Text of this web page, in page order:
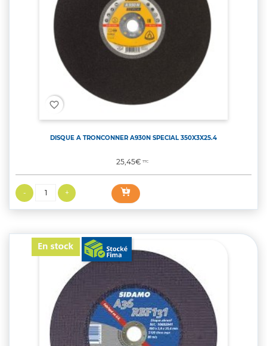
favorite_border
DISQUE A TRONCONNER A930N SPECIAL 350X3X25.4
Prix
25,45€TTC